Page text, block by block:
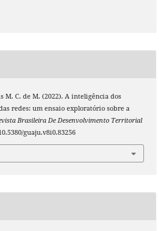
M. C. de M. (2022). A inteligência dos
redes: um ensaio exploratório sobre a
Brasileira De Desenvolvimento Territorial
guaju.v8i0.83256